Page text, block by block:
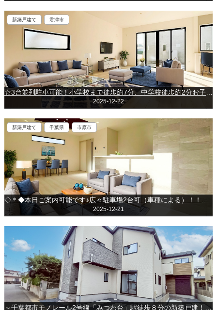
新築戸建て 君津市
☆3台並列駐車可能！小学校まで徒歩約7分、中学校徒歩約2分お子さまの通学も安心☆～君津市南子安1丁目～
2025-12-22
新築戸建て 千葉県 市原市
2025-12-21
～千葉都市モノレール2号線「みつわ台」駅徒歩８分の新築戸建！～＊＊千葉市若葉区みつわ台３丁目＊＊